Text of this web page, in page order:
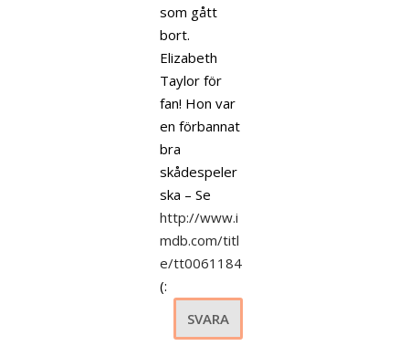
som gått
bort.
Elizabeth
Taylor för
fan! Hon var
en förbannat
bra
skådespeler
ska – Se
http://www.i
mdb.com/titl
e/tt0061184
(:
SVARA